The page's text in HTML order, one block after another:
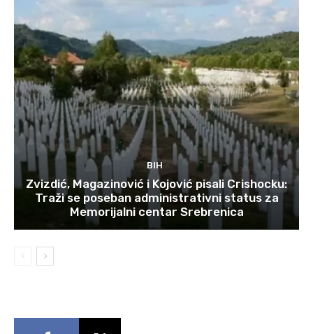
BIH
Zvizdić, Magazinović i Kojović pisali Crishocku:
Traži se poseban administrativni status za
Memorijalni centar Srebrenica